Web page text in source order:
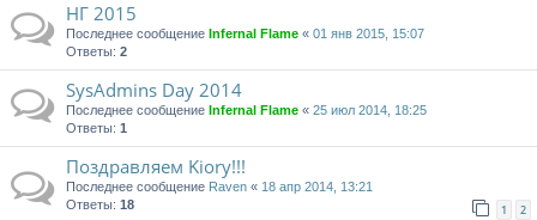
НГ 2015
Последнее сообщение Infernal Flame « 01 янв 2015, 15:07
Ответы: 2
SysAdmins Day 2014
Последнее сообщение Infernal Flame « 25 июл 2014, 18:25
Ответы: 1
Поздравляем Kiory!!!
Последнее сообщение Raven « 18 апр 2014, 13:21
Ответы: 18 1 2